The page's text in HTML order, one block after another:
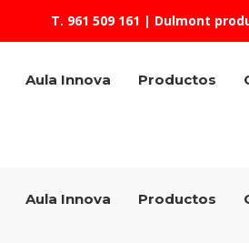
T. 961 509 161 | Dulmont
Aula Innova Productos
Aula Innova Productos